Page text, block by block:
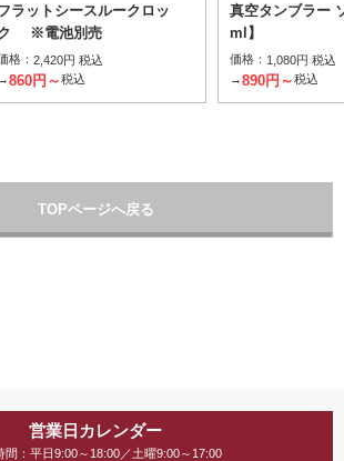
ラットシースルークロッ
※電池別売
格： 2,420円 税込
→860円～税込
真空タンブラー
ml】
価格： 1,080円 税込
→890円～税込
TOPページへ戻る
営業日カレンダー
間：平日9:00～18:00／土曜9:00～17:00